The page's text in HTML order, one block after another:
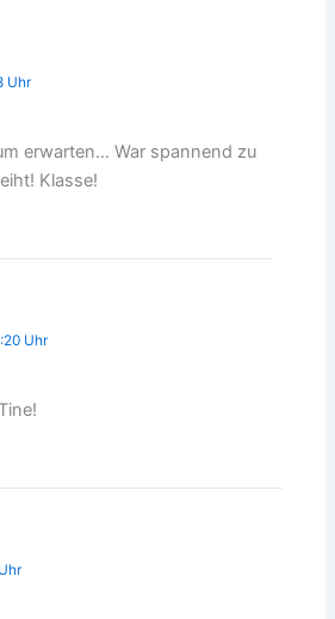
Uhr
erwarten… War spannend zu
Klasse!
Uhr